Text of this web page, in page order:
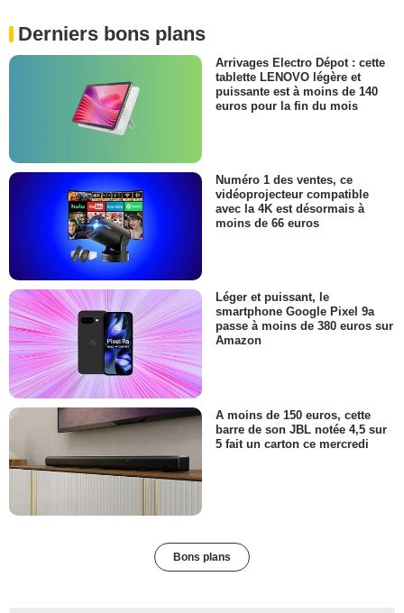
Derniers bons plans
Arrivages Electro Dépot : cette
tablette LENOVO légère et
puissante est à moins de 140
euros pour la fin du mois
Numéro 1 des ventes, ce
vidéoprojecteur compatible
avec la 4K est désormais à
moins de 66 euros
Léger et puissant, le
smartphone Google Pixel 9a
passe à moins de 380 euros sur
Amazon
A moins de 150 euros, cette
barre de son JBL notée 4,5 sur
5 fait un carton ce mercredi
Bons plans